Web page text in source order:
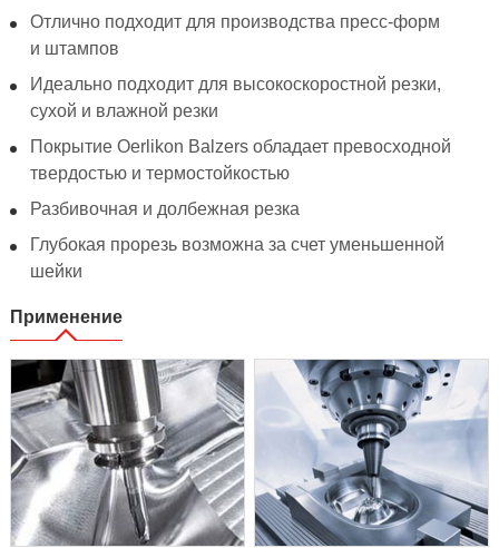
Отлично подходит для производства пресс-форм
и штампов
Идеально подходит для высокоскоростной резки,
сухой и влажной резки
Покрытие Oerlikon Balzers обладает превосходной
твердостью и термостойкостью
Разбивочная и долбежная резка
Глубокая прорезь возможна за счет уменьшенной
шейки
Применение